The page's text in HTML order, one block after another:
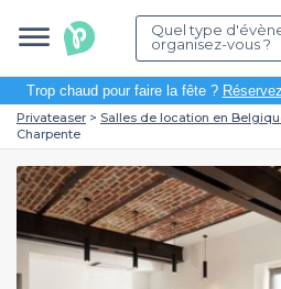
Quel type
organisez-vous ?
Trop chaud pour faire la fête ?
Privateaser Salles de location en
Charpente